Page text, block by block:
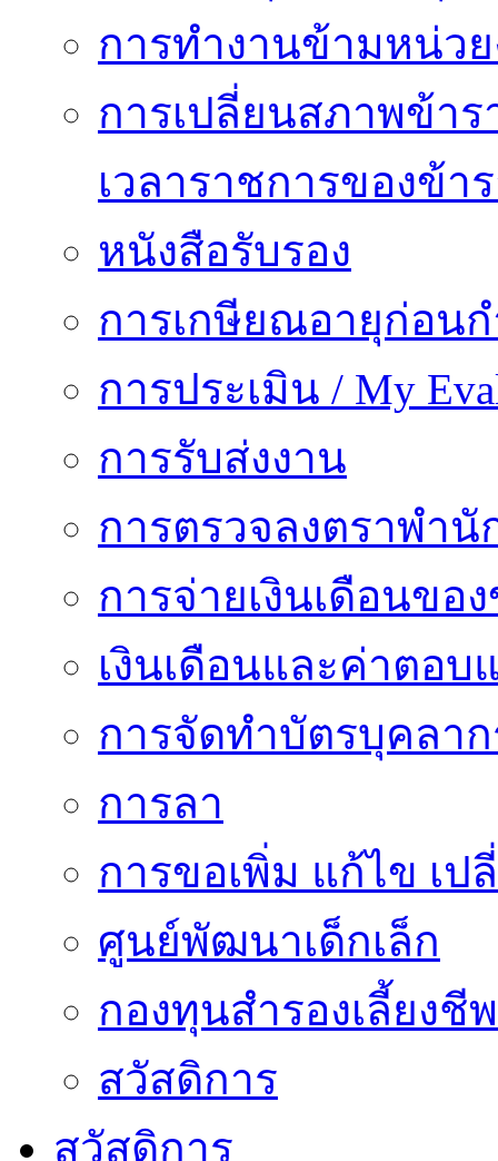
การทำงานข้ามหน่ว
การเปลี่ยนสภาพข้า
เวลาราชการของข้า
หนังสือรับรอง
การเกษียณอายุก่อน
การประเมิน / My
การรับส่งงาน
การตรวจลงตราพำ
การจ่ายเงินเดือนขอ
เงินเดือนและค่าตอบ
การจัดทำบัตรบุคลา
การลา
การขอเพิ่ม แก้ไข เ
ศูนย์พัฒนาเด็กเล็ก
กองทุนสำรองเลี้ยงชีพ
สวัสดิการ
สวัสดิการ